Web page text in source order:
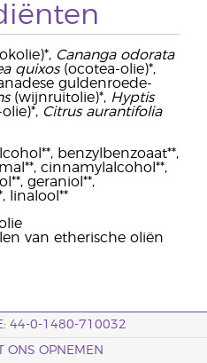
Cananga odorata
quixos(ocotea-olie)*,
guldenroede-
(wijnruitolie)*, Hyptis
Citrus aurantifolia
benzylbenzoaat**,
cinnamylalcohol**,
geraniol**,
linalool**
van etherische oliën
44-0-1480-710032
ONS OPNEMEN